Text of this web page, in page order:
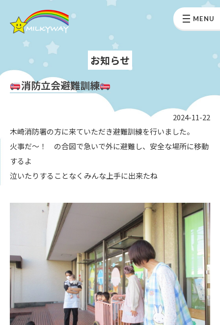
MENU
お知らせ
消防立会避難訓練
2024-11-22
木崎消防署の方に来ていただき避難訓練を行いました。
火事だ～！ の合図で急いで外に避難し、安全な場所に移動
するよ
泣いたりすることなくみんな上手に出来たね